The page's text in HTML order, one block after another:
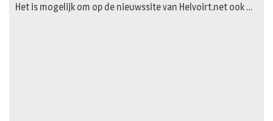
Het is mogelijk om op de nieuwssite van Helvoirt.net ook …